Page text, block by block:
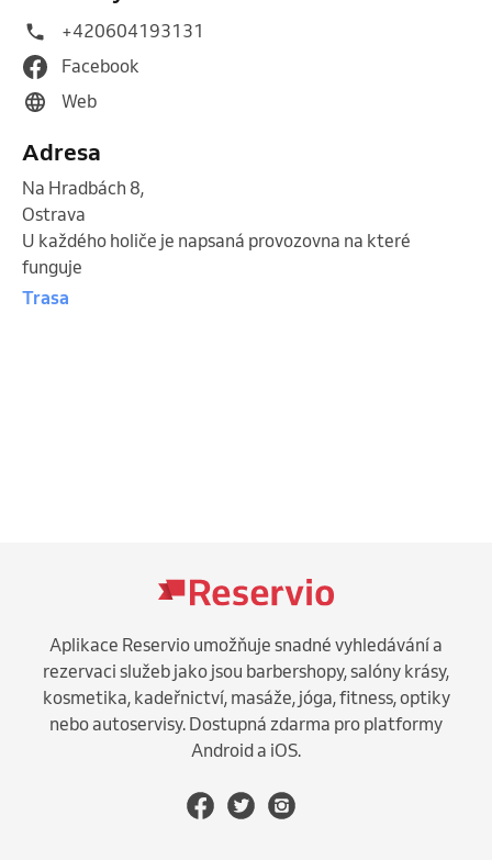
+420604193131
Facebook
Web
Adresa
Na Hradbách 8,
Ostrava
U každého holiče je napsaná provozovna na které
funguje
Trasa
Aplikace Reservio umožňuje snadné vyhledávání a
rezervaci služeb jako jsou barbershopy, salóny krásy,
kosmetika, kadeřnictví, masáže, jóga, fitness, optiky
nebo autoservisy. Dostupná zdarma pro platformy
Android a iOS.